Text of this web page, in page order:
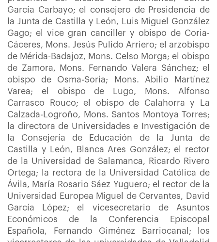
García Carbayo; el consejero de Presidencia de
la Junta de Castilla y León, Luis Miguel González
Gago; el vice gran canciller y obispo de Coria-
Cáceres, Mons. Jesús Pulido Arriero; el arzobispo
de Mérida-Badajoz, Mons. Celso Morga; el obispo
de Zamora, Mons. Fernando Valera Sánchez; el
obispo de Osma-Soria; Mons. Abilio Martínez
Varea; el obispo de Lugo, Mons. Alfonso
Carrasco Rouco; el obispo de Calahorra y La
Calzada-Logroño, Mons. Santos Montoya Torres;
la directora de Universidades e Investigación de
la Consejería de Educación de la Junta de
Castilla y León, Blanca Ares González; el rector
de la Universidad de Salamanca, Ricardo Rivero
Ortega; la rectora de la Universidad Católica de
Ávila, María Rosario Sáez Yuguero; el rector de la
Universidad Europea Miguel de Cervantes, David
García López; el vicesecretario de Asuntos
Económicos de la Conferencia Episcopal
Española, Fernando Giménez Barriocanal; los